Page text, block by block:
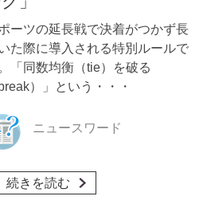
ーツの延長戦で決着がつかず長
た際に導入される特別ルールで
「同数均衡（tie）を破る
break）」という・・・
ニュースワード
続きを読む